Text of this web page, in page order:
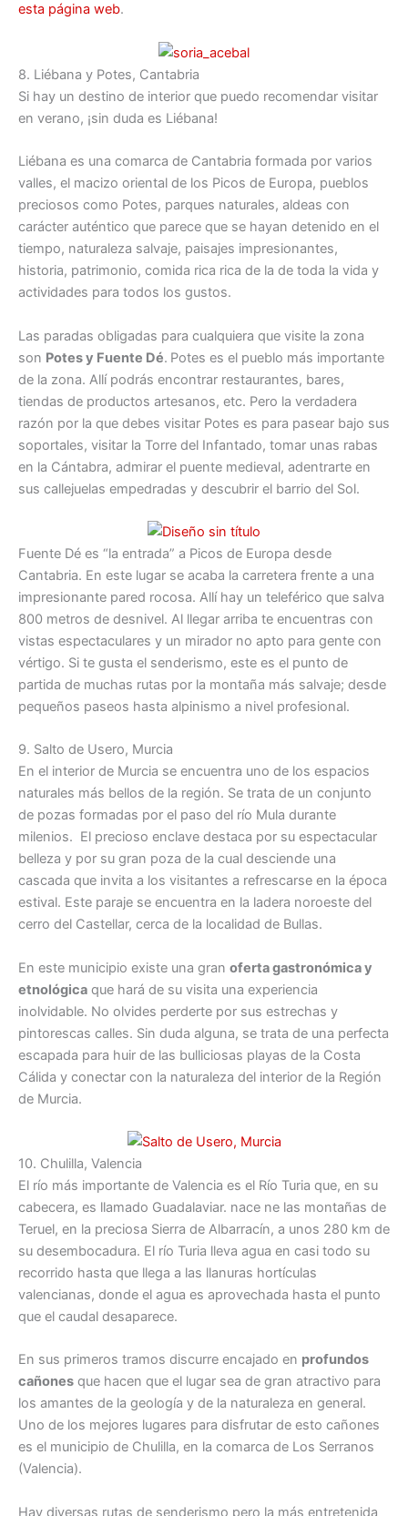
esta página web.
8. Liébana y Potes, Cantabria
Si hay un destino de interior que puedo recomendar visitar
en verano, ¡sin duda es Liébana!
Liébana es una comarca de Cantabria formada por varios
valles, el macizo oriental de los Picos de Europa, pueblos
preciosos como Potes, parques naturales, aldeas con
carácter auténtico que parece que se hayan detenido en el
tiempo, naturaleza salvaje, paisajes impresionantes,
historia, patrimonio, comida rica rica de la de toda la vida y
actividades para todos los gustos.
Las paradas obligadas para cualquiera que visite la zona
son Potes y Fuente Dé. Potes es el pueblo más importante
de la zona. Allí podrás encontrar restaurantes, bares,
tiendas de productos artesanos, etc. Pero la verdadera
razón por la que debes visitar Potes es para pasear bajo sus
soportales, visitar la Torre del Infantado, tomar unas rabas
en la Cántabra, admirar el puente medieval, adentrarte en
sus callejuelas empedradas y descubrir el barrio del Sol.
Fuente Dé es “la entrada” a Picos de Europa desde
Cantabria. En este lugar se acaba la carretera frente a una
impresionante pared rocosa. Allí hay un teleférico que salva
800 metros de desnivel. Al llegar arriba te encuentras con
vistas espectaculares y un mirador no apto para gente con
vértigo. Si te gusta el senderismo, este es el punto de
partida de muchas rutas por la montaña más salvaje; desde
pequeños paseos hasta alpinismo a nivel profesional.
9. Salto de Usero, Murcia
En el interior de Murcia se encuentra uno de los espacios
naturales más bellos de la región. Se trata de un conjunto
de pozas formadas por el paso del río Mula durante
milenios. El precioso enclave destaca por su espectacular
belleza y por su gran poza de la cual desciende una
cascada que invita a los visitantes a refrescarse en la época
estival. Este paraje se encuentra en la ladera noroeste del
cerro del Castellar, cerca de la localidad de Bullas.
En este municipio existe una gran oferta gastronómica y
etnológica que hará de su visita una experiencia
inolvidable. No olvides perderte por sus estrechas y
pintorescas calles. Sin duda alguna, se trata de una perfecta
escapada para huir de las bulliciosas playas de la Costa
Cálida y conectar con la naturaleza del interior de la Región
de Murcia.
10. Chulilla, Valencia
El río más importante de Valencia es el Río Turia que, en su
cabecera, es llamado Guadalaviar. nace ne las montañas de
Teruel, en la preciosa Sierra de Albarracín, a unos 280 km de
su desembocadura. El río Turia lleva agua en casi todo su
recorrido hasta que llega a las llanuras hortículas
valencianas, donde el agua es aprovechada hasta el punto
que el caudal desaparece.
En sus primeros tramos discurre encajado en profundos
cañones que hacen que el lugar sea de gran atractivo para
los amantes de la geología y de la naturaleza en general.
Uno de los mejores lugares para disfrutar de esto cañones
es el municipio de Chulilla, en la comarca de Los Serranos
(Valencia).
Hay diversas rutas de senderismo pero la más entretenida